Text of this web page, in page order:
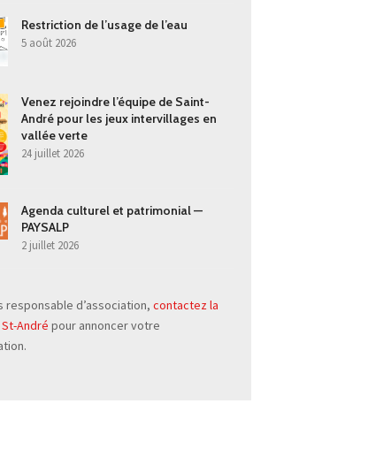
Restriction de l’usage de l’eau
5 août 2026
Venez rejoindre l’équipe de Saint-
André pour les jeux intervillages en
vallée verte
24 juillet 2026
Agenda culturel et patrimonial —
PAYSALP
2 juillet 2026
responsable d’association, contactez la
André pour annoncer votre